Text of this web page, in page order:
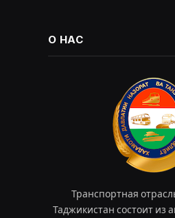
О НАС
Транспортная
Таджикистан состоит из